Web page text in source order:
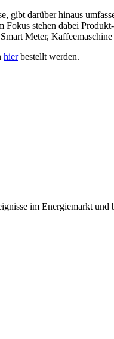
gibt darüber hinaus
stehen dabei
Meter,
hierbestellt werden.
im Energiemarkt